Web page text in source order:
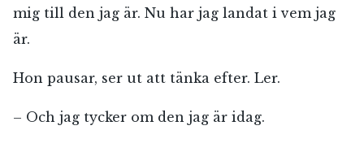
mig till den jag är. Nu har jag landat i vem jag
är.
Hon pausar, ser ut att tänka efter. Ler.
– Och jag tycker om den jag är idag.